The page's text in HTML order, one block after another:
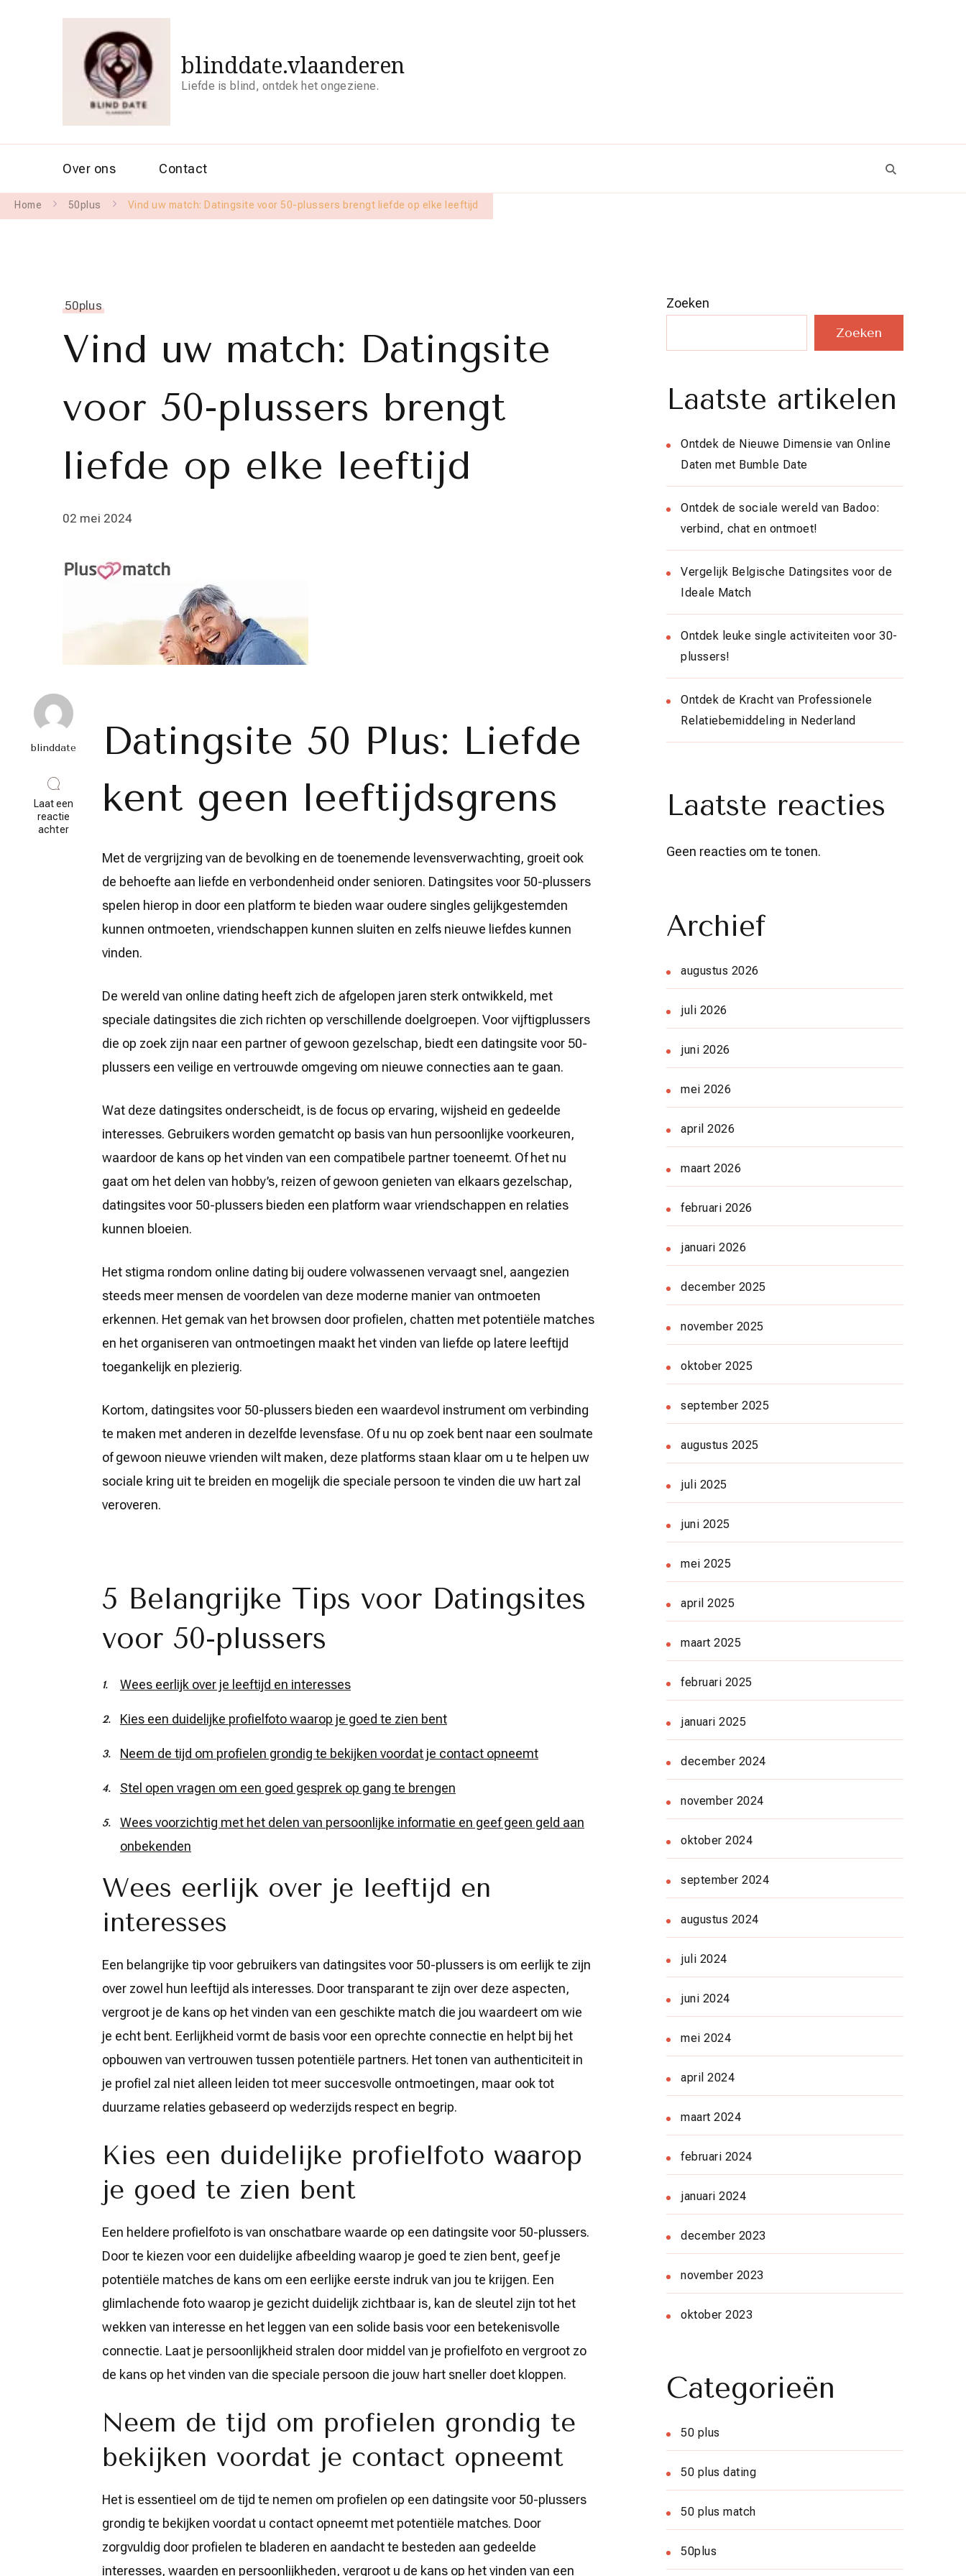
blinddate.vlaanderen
Liefde is blind, ontdek het ongeziene.
Over ons Contact
Home 50plus Vind uw match: Datingsite voor 50-plussers brengt liefde op elke leeftijd
50plus
Vind uw match: Datingsite
voor 50-plussers brengt
liefde op elke leeftijd
02 mei 2024
blinddate
Laat een
reactie
achterop
Datingsite
Datingsite 50 Plus: Liefde
kent geen leeftijdsgrens
Met de vergrijzing van de bevolking en de toenemende levensverwachting, groeit ook
de behoefte aan liefde en verbondenheid onder senioren. Datingsites voor 50-plussers
spelen hierop in door een platform te bieden waar oudere singles gelijkgestemden
kunnen ontmoeten, vriendschappen kunnen sluiten en zelfs nieuwe liefdes kunnen
vinden.
De wereld van online dating heeft zich de afgelopen jaren sterk ontwikkeld, met
speciale datingsites die zich richten op verschillende doelgroepen. Voor vijftigplussers
die op zoek zijn naar een partner of gewoon gezelschap, biedt een datingsite voor 50-
plussers een veilige en vertrouwde omgeving om nieuwe connecties aan te gaan.
Wat deze datingsites onderscheidt, is de focus op ervaring, wijsheid en gedeelde
interesses. Gebruikers worden gematcht op basis van hun persoonlijke voorkeuren,
waardoor de kans op het vinden van een compatibele partner toeneemt. Of het nu
gaat om het delen van hobby’s, reizen of gewoon genieten van elkaars gezelschap,
datingsites voor 50-plussers bieden een platform waar vriendschappen en relaties
kunnen bloeien.
Het stigma rondom online dating bij oudere volwassenen vervaagt snel, aangezien
steeds meer mensen de voordelen van deze moderne manier van ontmoeten
erkennen. Het gemak van het browsen door profielen, chatten met potentiële matches
en het organiseren van ontmoetingen maakt het vinden van liefde op latere leeftijd
toegankelijk en plezierig.
Kortom, datingsites voor 50-plussers bieden een waardevol instrument om verbinding
te maken met anderen in dezelfde levensfase. Of u nu op zoek bent naar een soulmate
of gewoon nieuwe vrienden wilt maken, deze platforms staan klaar om u te helpen uw
sociale kring uit te breiden en mogelijk die speciale persoon te vinden die uw hart zal
veroveren.
5 Belangrijke Tips voor Datingsites
voor 50-plussers
Wees eerlijk over je leeftijd en interesses
Kies een duidelijke profielfoto waarop je goed te zien bent
Neem de tijd om profielen grondig te bekijken voordat je contact opneemt
Stel open vragen om een goed gesprek op gang te brengen
Wees voorzichtig met het delen van persoonlijke informatie en geef geen geld aan
onbekenden
Wees eerlijk over je leeftijd en
interesses
Een belangrijke tip voor gebruikers van datingsites voor 50-plussers is om eerlijk te zijn
over zowel hun leeftijd als interesses. Door transparant te zijn over deze aspecten,
vergroot je de kans op het vinden van een geschikte match die jou waardeert om wie
je echt bent. Eerlijkheid vormt de basis voor een oprechte connectie en helpt bij het
opbouwen van vertrouwen tussen potentiële partners. Het tonen van authenticiteit in
je profiel zal niet alleen leiden tot meer succesvolle ontmoetingen, maar ook tot
duurzame relaties gebaseerd op wederzijds respect en begrip.
Kies een duidelijke profielfoto waarop
je goed te zien bent
Een heldere profielfoto is van onschatbare waarde op een datingsite voor 50-plussers.
Door te kiezen voor een duidelijke afbeelding waarop je goed te zien bent, geef je
potentiële matches de kans om een eerlijke eerste indruk van jou te krijgen. Een
glimlachende foto waarop je gezicht duidelijk zichtbaar is, kan de sleutel zijn tot het
wekken van interesse en het leggen van een solide basis voor een betekenisvolle
connectie. Laat je persoonlijkheid stralen door middel van je profielfoto en vergroot zo
de kans op het vinden van die speciale persoon die jouw hart sneller doet kloppen.
Neem de tijd om profielen grondig te
bekijken voordat je contact opneemt
Het is essentieel om de tijd te nemen om profielen op een datingsite voor 50-plussers
grondig te bekijken voordat u contact opneemt met potentiële matches. Door
zorgvuldig door profielen te bladeren en aandacht te besteden aan gedeelde
interesses, waarden en persoonlijkheden, vergroot u de kans op het vinden van een
Zoeken
Zoeken
Laatste artikelen
Ontdek de Nieuwe Dimensie van Online
Daten met Bumble Date
Ontdek de sociale wereld van Badoo:
verbind, chat en ontmoet!
Vergelijk Belgische Datingsites voor de
Ideale Match
Ontdek leuke single activiteiten voor 30-
plussers!
Ontdek de Kracht van Professionele
Relatiebemiddeling in Nederland
Laatste reacties
Geen reacties om te tonen.
Archief
augustus 2026
juli 2026
juni 2026
mei 2026
april 2026
maart 2026
februari 2026
januari 2026
december 2025
november 2025
oktober 2025
september 2025
augustus 2025
juli 2025
juni 2025
mei 2025
april 2025
maart 2025
februari 2025
januari 2025
december 2024
november 2024
oktober 2024
september 2024
augustus 2024
juli 2024
juni 2024
mei 2024
april 2024
maart 2024
februari 2024
januari 2024
december 2023
november 2023
oktober 2023
Categorieën
50 plus
50 plus dating
50 plus match
50plus